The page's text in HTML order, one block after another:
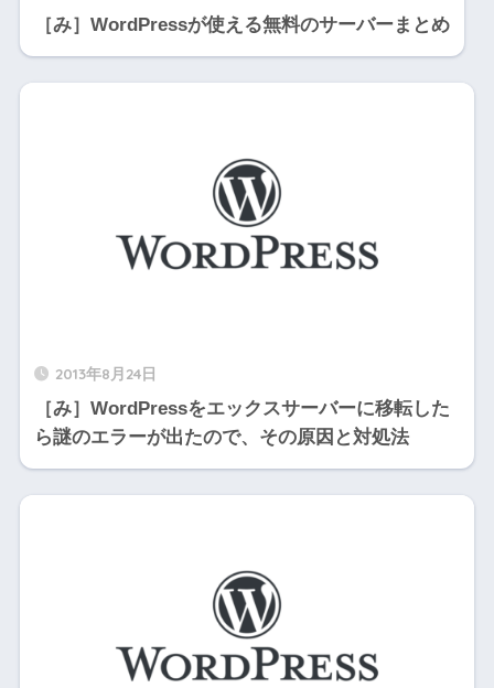
［み］WordPressが使える無料のサーバーまとめ
2013年8月24日
［み］WordPressをエックスサーバーに移転した
ら謎のエラーが出たので、その原因と対処法